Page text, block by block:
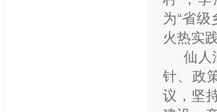
为“省
火热实
仙人
针、政
议，坚